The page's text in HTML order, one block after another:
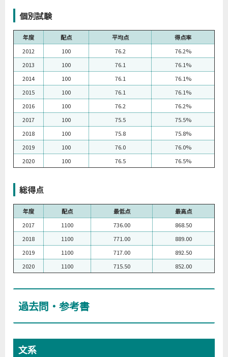
個別試験
年度 配点 平均点
得点率
2012
100 76.2
76.2%
2013
100 76.1
76.1%
2014
100 76.1
76.1%
2015
100 76.1
76.1%
2016
100 76.2
76.2%
2017
100 75.5
75.5%
2018
100 75.8
75.8%
2019
100 76.0
76.0%
2020
100 76.5 76.5%
総得点
年度 配点 最低点
最高点
2017
1100 736.00
868.50
2018
1100 771.00
889.00
2019
1100 717.00
892.50
2020
1100 715.50 852.00
過去問・参考書
文系